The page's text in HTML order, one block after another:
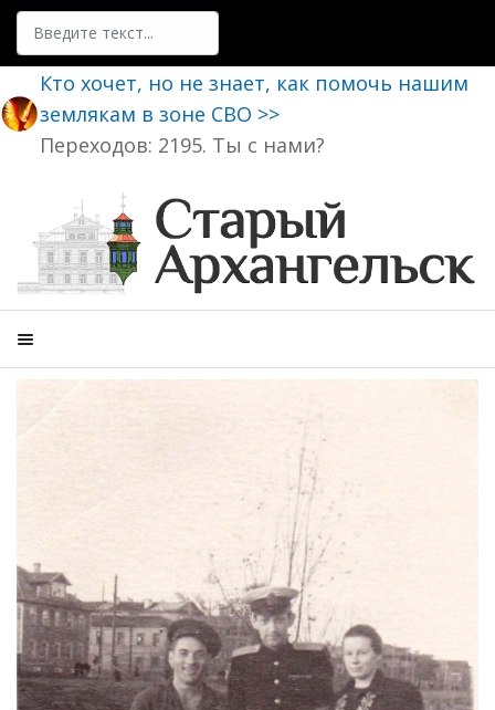
Поиск
Кто хочет, но не знает, как помочь нашим
землякам в зоне СВО >>
Переходов: 2195. Ты с нами?